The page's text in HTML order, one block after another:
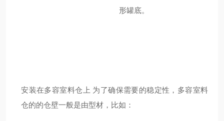
形罐底。
安装在多容室料仓上 为了确保需要的稳定性，多容室料
仓的的仓壁一般是由型材，比如：